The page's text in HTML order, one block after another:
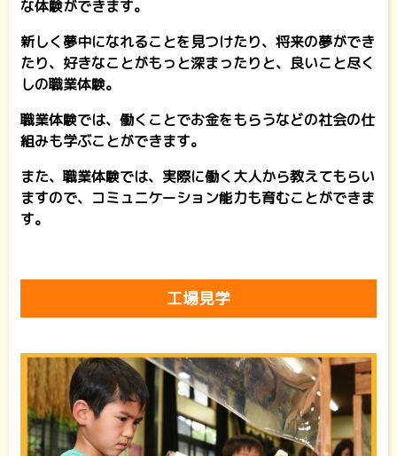
な体験ができます。
新しく夢中になれることを見つけたり、将来の夢ができ
たり、好きなことがもっと深まったりと、良いこと尽く
しの職業体験。
職業体験では、働くことでお金をもらうなどの社会の仕
組みも学ぶことができます。
また、職業体験では、実際に働く大人から教えてもらい
ますので、コミュニケーション能力も育むことができま
す。
工場見学